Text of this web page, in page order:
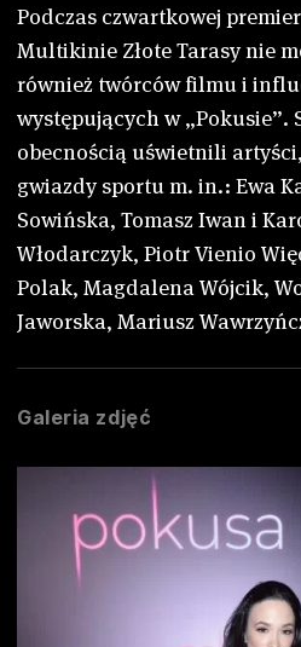
Podczas czwartkowej
Multikinie Złote Tarasy nie
również twórców filmu i
występujących w „Pokusie”.
obecnością uświetnili
gwiazdy sportu m. in.: Ewa
Sowińska, Tomasz Iwan i
Włodarczyk, Piotr Vienio
Polak, Magdalena Wójcik,
Jaworska, Mariusz
Galeria zdjęć